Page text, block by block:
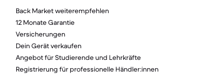
Back Market weiterempfehlen
12 Monate Garantie
Versicherungen
Dein Gerät verkaufen
Angebot für Studierende und Lehrkräfte
Registrierung für professionelle Händler:innen